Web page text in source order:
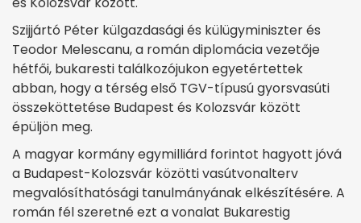
Szijjártó Péter külgazdasági és külügyminiszter és
Teodor Melescanu, a román diplomácia vezetője
hétfői, bukaresti találkozójukon egyetértettek
abban, hogy a térség első TGV-típusú gyorsvasúti
összeköttetése Budapest és Kolozsvár között
épüljön meg.
A magyar kormány egymilliárd forintot hagyott jóvá
a Budapest-Kolozsvár közötti vasútvonalterv
megvalósíthatósági tanulmányának elkészítésére. A
román fél szeretné ezt a vonalat Bukarestig